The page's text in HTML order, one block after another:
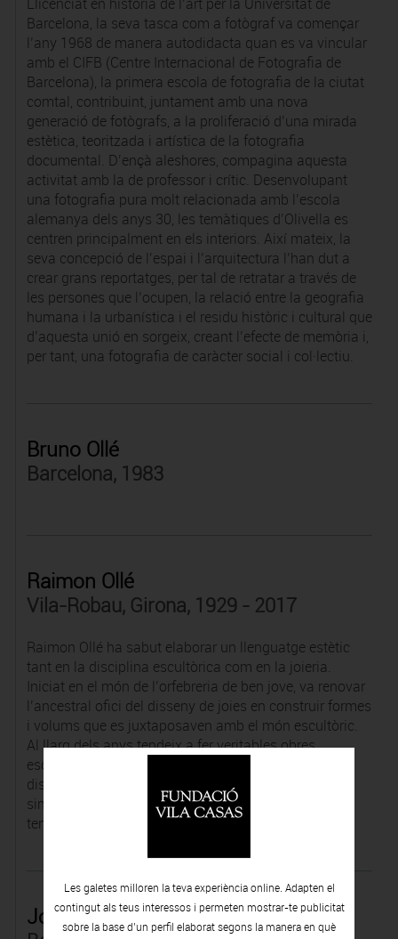
Barcelona, la seva tasca com a fotògraf va començar
l’any 1968 de manera autodidacta quan es va vincular
amb el CIFB (Centre Internacional de Fotografia de
Barcelona), la primera escola de fotografia de la ciutat
comtal, contribuint, juntament amb una nova
generació de fotògrafs, a la proliferació d’una mirada
estètica, teoritzada i artística de la fotografia
documental. D’ençà aleshores, compagina aquesta
activitat amb la de professor i crític. Desenvolupant
una fotografia pura molt relacionada amb l’escola
alemanya dels anys 30, les temàtiques d’Olivella es
centren principalment en els interiors. Així mateix, la
seva concepció de l’espai i l’arquitectura l’han dut a
crear grans reportatges, per tal de retratar a través de
les persones que l’ocupen, la relació entre la geografia
humana i la urbanística i el residu històric i cultural que
d’aquesta unió en sorgeix, creant l’efecte de memòria i,
per tant, una fotografia de caràcter social i col·lectiu.
Bruno Ollé
Barcelona, 1983
Raimon Ollé
Vila-Robau, Girona, 1929 - 2017
Raimon Ollé ha sabut elaborar un llenguatge estètic
tant en la disciplina escultòrica com en la joieria.
Iniciat en el món de l’orfebreria de ben jove, va renovar
l’ancestral ofici del disseny de joies en construir formes
i volums que es juxtaposaven amb el món escultòric.
Al llarg dels anys tendeix a fer veritables obres
escultòriques, moltes de les quals germinen de joies
dissenyades amb anterioritat. Lluny de preceptes
simbòlics o conceptuals, les seves peces solament
tenen un objectiu clar: el gaudi de la bellesa.
Jordina Orbañanos
Les galetes milloren la teva experiència online. Adapten el
contingut als teus interessos i permeten mostrar-te publicitat
sobre la base d’un perfil elaborat segons la manera en què